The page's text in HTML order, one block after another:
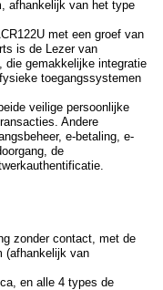
afhankelijk van het type
met een groef van
is de Lezer van
die gemakkelijke integratie
toegangssystemen
veilige persoonlijke
Andere
e-betaling, e-
de
zonder contact, met de
(afhankelijk van
en alle 4 types de